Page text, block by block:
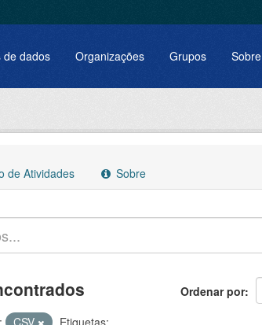
de dados Organizações Grupos Sobre
de Atividades Sobre
Ordenar por
CSV
Etiquetas: